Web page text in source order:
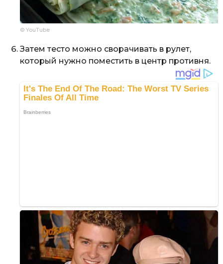
© YouTube
Затем тесто можно сворачивать в рулет,
который нужно поместить в центр противня.